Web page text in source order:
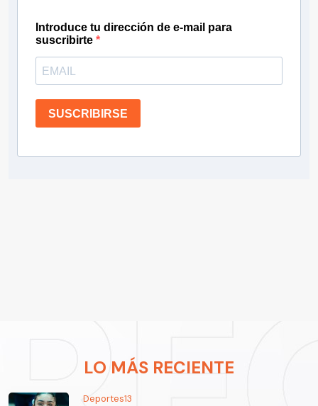
Introduce tu dirección de e-mail para
suscribirte
SUSCRIBIRSE
LO MÁS RECIENTE
Deportes13